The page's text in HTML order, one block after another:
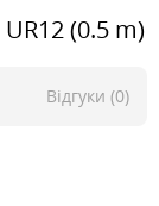
(0.5 m)
Відгуки (0)